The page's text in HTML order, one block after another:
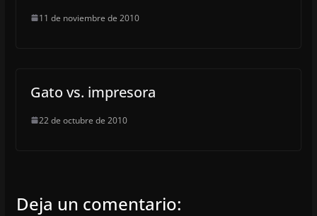
11 de noviembre de 2010
Gato vs. impresora
22 de octubre de 2010
Deja un comentario: